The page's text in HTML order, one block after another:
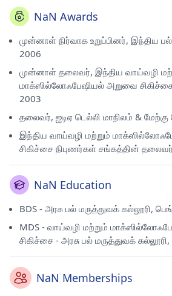
NaN Awards
முன்னாள் நிர்வாக உறுப்பினர், இந்திய
2006
முன்னாள் தலைவர், இந்திய வாய்வழி
மாக்ஸில்லோஃபேஷியல் அறுவை
2003
தலைவர், ஐடிஏ டெல்லி மாநிலம் &
இந்திய வாய்வழி மற்றும்
சிகிச்சை நிபுணர்கள் சங்கத்தின்
NaN Education
BDS - அரசு பல் மருத்துவக் கல்லூரி,
MDS - வாய்வழி மற்றும்
சிகிச்சை - அரசு பல் மருத்துவக்
NaN Memberships